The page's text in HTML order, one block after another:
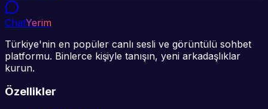
ChatYerim
Türkiye'nin en popüler canlı sesli ve görüntülü sohbet
platformu. Binlerce kişiyle tanışın, yeni arkadaşlıklar
kurun.
Özellikler